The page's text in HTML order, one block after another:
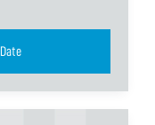
Vedi tutti i Dettagli e le Date